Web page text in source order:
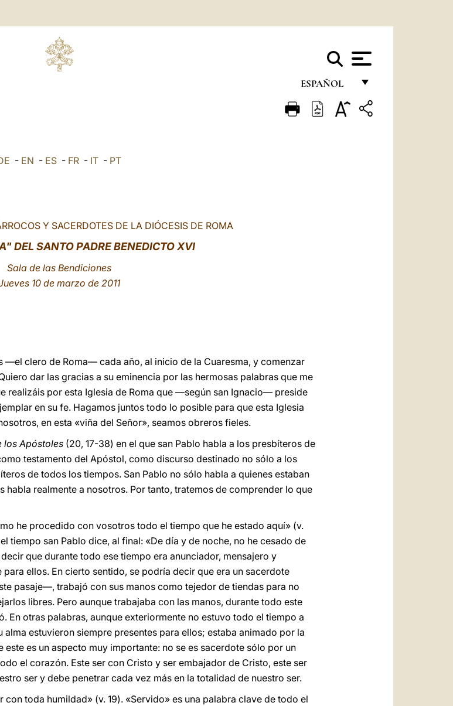
ESPAÑOL
FRANÇAIS
- EN - ES - FR - IT - PT
Y SACERDOTES DE LA DIÓCESIS DE ROMA
DEL SANTO PADRE BENEDICTO XVI
Sala de las Bendiciones
10 de marzo de 2011
—el clero de Roma— cada año, al inicio de la Cuaresma, y comenzar
dar las gracias a su eminencia por las hermosas palabras que me
realizáis por esta Iglesia de Roma que —según san Ignacio— preside
en su fe. Hagamos juntos todo lo posible para que esta Iglesia
en esta «viña del Señor», seamos obreros fieles.
los Apóstoles (20, 17-38) en el que san Pablo habla a los presbíteros de
testamento del Apóstol, como discurso destinado no sólo a los
de todos los tiempos. San Pablo no sólo habla a quienes estaban
habla realmente a nosotros. Por tanto, tratemos de comprender lo que
he procedido con vosotros todo el tiempo que he estado aquí» (v.
tiempo san Pablo dice, al final: «De día y de noche, no he cesado de
que durante todo ese tiempo era anunciador, mensajero y
ellos. En cierto sentido, se podría decir que era un sacerdote
pasaje—, trabajó con sus manos como tejedor de tiendas para no
libres. Pero aunque trabajaba con las manos, durante todo este
En otras palabras, aunque exteriormente no estuvo todo el tiempo a
estuvieron siempre presentes para ellos; estaba animado por la
es un aspecto muy importante: no se es sacerdote sólo por un
el corazón. Este ser con Cristo y ser embajador de Cristo, este ser
ser y debe penetrar cada vez más en la totalidad de nuestro ser.
con toda humildad» (v. 19). «Servido» es una palabra clave de todo el